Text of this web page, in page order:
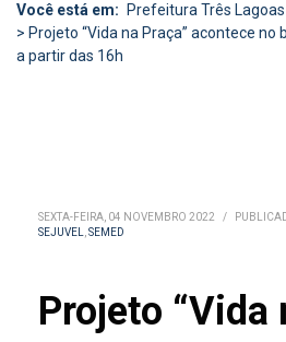
Você está em: Prefeitura Três Lagoas
> Projeto “Vida na Praça” acontece
a partir das 16h
SEXTA-FEIRA, 04 NOVEMBRO 2022 /
SEJUVEL,SEMED
Projeto “Vida